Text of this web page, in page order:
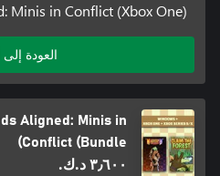
Minis in Conflict (Xbox One)
العودة
Aligned: Minis in
Conflict (Bundle)
٣٫٦٠٠ د.ك.‏